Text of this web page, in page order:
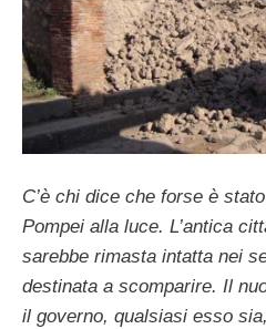
C’è chi dice che forse è
Pompei alla luce. L’antica
sarebbe rimasta intatta nei
destinata a scomparire. Il
il governo, qualsiasi esso